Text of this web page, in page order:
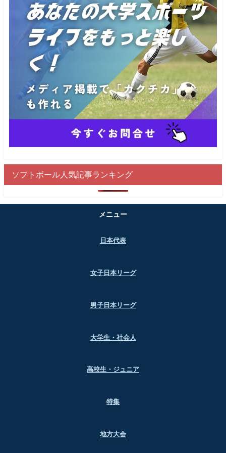
ソフトボール人気記事ランキング
メニュー
日本代表
女子日本リーグ
男子日本リーグ
大学生・社会人
高校生・ジュニア
特集
地方大会